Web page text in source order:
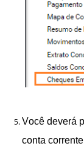
Você deverá
conta